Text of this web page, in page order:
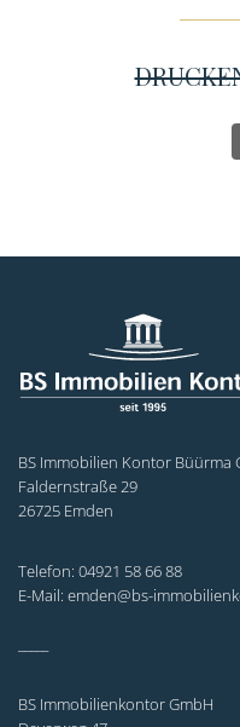
BS Immobilien Kontor Büürma
Faldernstraße 29
26725 Emden
Telefon: 04921 58 66 88
E-Mail: emden@bs-
BS Immobilienkontor GmbH